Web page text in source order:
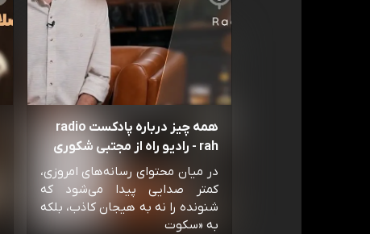
همه چیز درباره پادکست radio
rah - رادیو راه از مجتبی شکوری
در میان محتوای رسانه‌های امروزی،
کمتر صدایی پیدا می‌شود که
شنونده را نه به هیجان کاذب، بلکه
به «سکوت